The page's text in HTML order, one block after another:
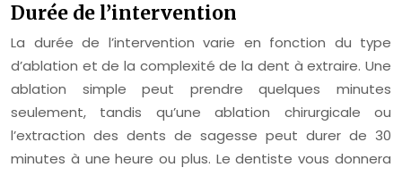
Durée de l’intervention
La durée de l’intervention varie en fonction du type
d’ablation et de la complexité de la dent à extraire. Une
ablation simple peut prendre quelques minutes
seulement, tandis qu’une ablation chirurgicale ou
l’extraction des dents de sagesse peut durer de 30
minutes à une heure ou plus. Le dentiste vous donnera